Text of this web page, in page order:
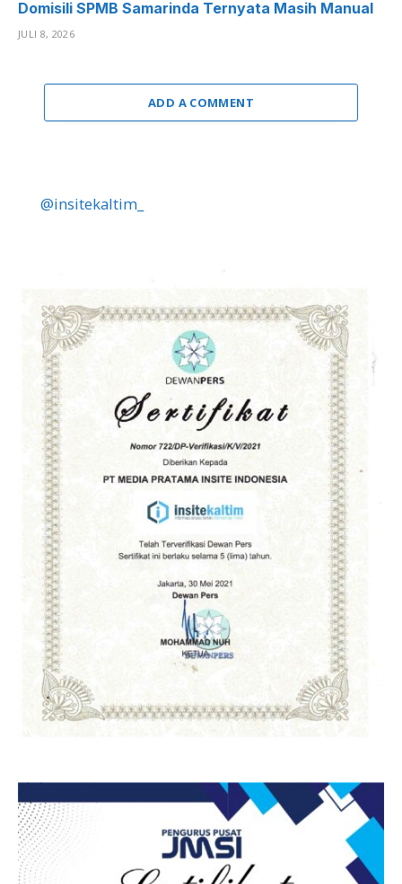
Domisili SPMB Samarinda Ternyata Masih Manual
JULI 8, 2026
ADD A COMMENT
@insitekaltim_